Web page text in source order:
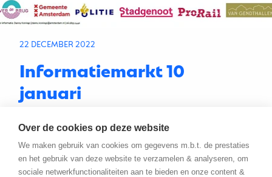
22 DECEMBER 2022
Informatiemarkt 10
januari
Kom je ook naar de informatiemarkt over
Lees meer
Over de cookies op deze website
We maken gebruik van cookies om gegevens m.b.t. de prestaties
en het gebruik van deze website te verzamelen & analyseren, om
sociale netwerkfunctionaliteiten aan te bieden en onze content &